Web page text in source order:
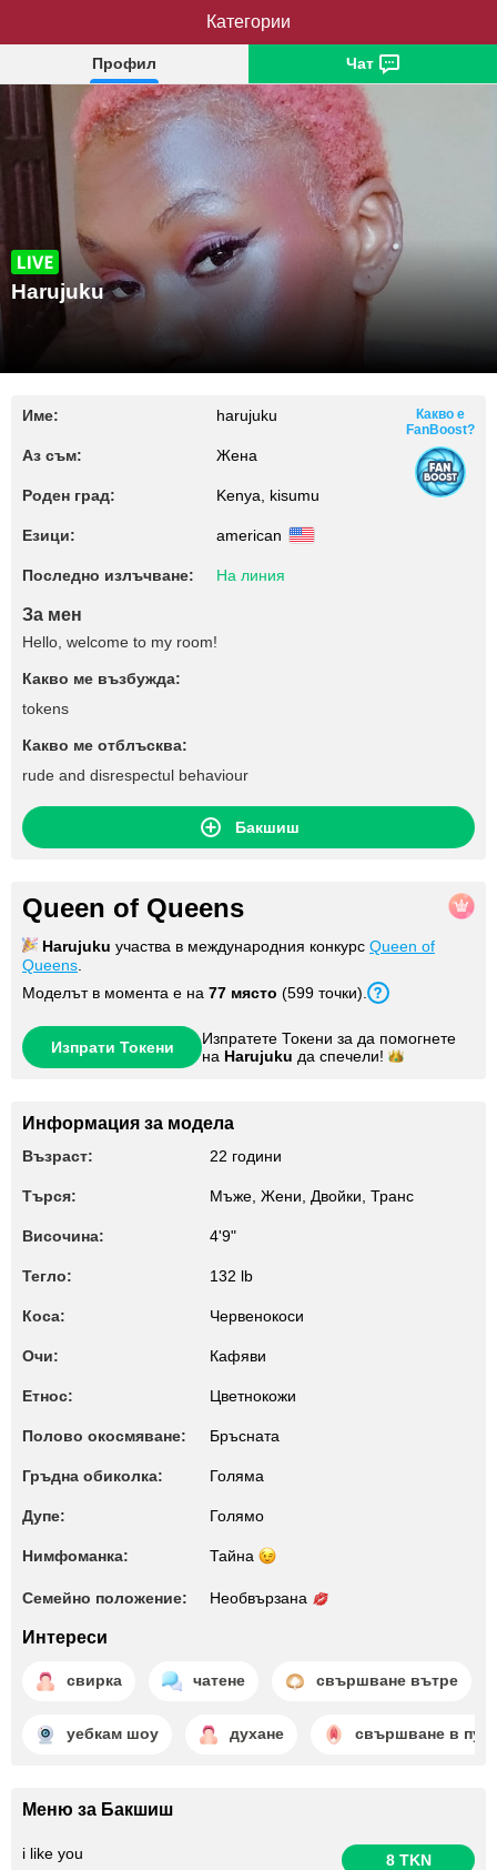
Harujuku
Профил Чат
Harujuku
Име: harujuku
Аз съм: Жена
Роден град: Kenya, kisumu
Езици: american
Последно излъчване: На линия
Какво е
FanBoost?
За мен
Hello, welcome to my room!
Какво ме възбужда:
tokens
Какво ме отблъсква:
rude and disrespectul behaviour
Бакшиш
Queen of Queens
Harujuku участва в международния конкурс Queen of
Queens
Моделът в момента е на 77 място (599 точки).
Изпрати Токени
Изпратете Токени за да помогнете
на Harujuku да спечели!
Информация за модела
Възраст: 22 години
Търся: Мъже, Жени, Двойки, Транс
Височина: 4'9"
Тегло: 132 lb
Коса: Червенокоси
Очи: Кафяви
Етнос: Цветнокожи
Полово окосмяване: Бръсната
Гръдна обиколка: Голяма
Дупе: Голямо
Нимфоманка: Тайна
Семейно положение: Необвързана
Интереси
свирка чатене свършване вътре
уебкам шоу духане свършване в
Меню за Бакшиш
i like you 8 TKN
Категории